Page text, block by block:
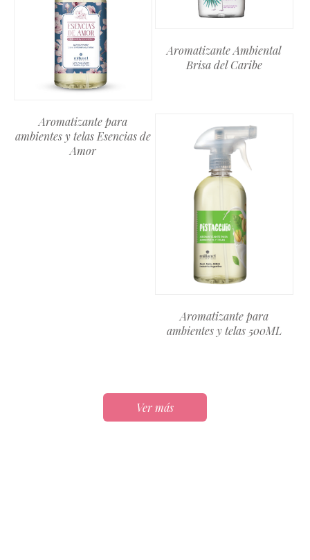
Aromatizante para
ambientes y telas Esencias de
Amor
Aromatizante Ambiental
Brisa del Caribe
Aromatizante para
ambientes y telas 500ML
Ver más